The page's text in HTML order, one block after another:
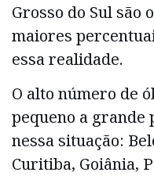
Grosso do Sul são
maiores
essa realidade.
O alto número de
pequeno a grande
nessa situação:
Curitiba, Goiânia,